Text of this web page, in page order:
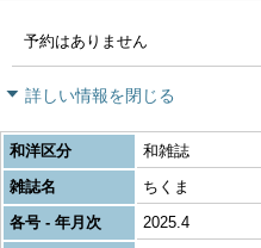
予約はありません
詳しい情報を閉じる
和洋区分
和雑誌
雑誌名
ちくま
各号 - 年月次
2025.4